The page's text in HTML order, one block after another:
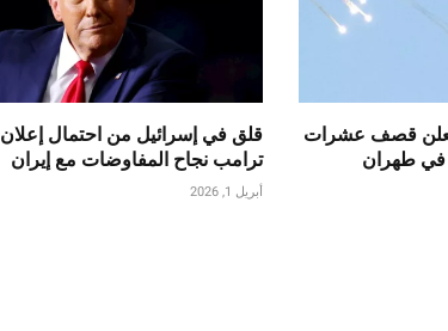
يعلن قصف عشرات
في طهران
قلق في إسرائيل من احتمال إعلان
ترامب نجاح المفاوضات مع إيران
أبريل 1, 2026